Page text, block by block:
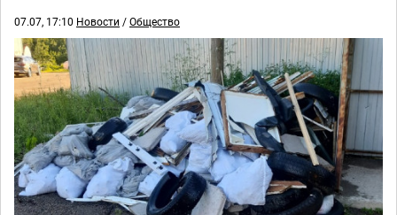
07.07, 17:10 Новости /Общество